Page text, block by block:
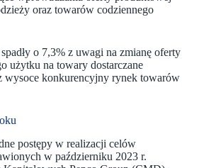
oraz towarów codziennego
o 7,3% z uwagi na zmianę oferty
użytku na towary dostarczane
wysoce konkurencyjny rynek towarów
postępy w realizacji celów
w październiku 2023 r.